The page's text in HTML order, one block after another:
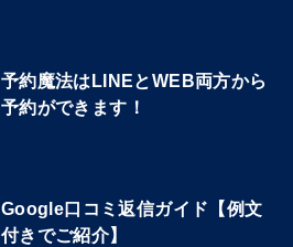
予約魔法はLINEとWEB両方から
予約ができます！
Google口コミ返信ガイド【例文
付きでご紹介】